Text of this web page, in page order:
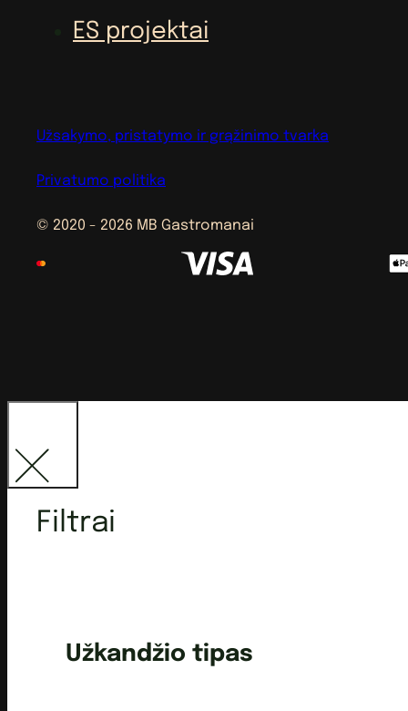
ES projektai
© 2020 - 2026 MB Gastromanai
Privatumo politika
Užsakymo, pristatymo ir grąžinimo tvarka
Filtrai
Užkandžio tipas